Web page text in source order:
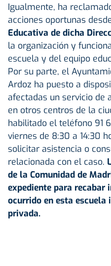
Igualmente, ha
acciones oportunas
Educativa de dicha
la organización y
escuela y del equipo
Por su parte, el
Ardoz ha puesto a
afectadas un servicio de
en otros centros de la
habilitado el teléfono 91
viernes de 8:30 a 14:30
solicitar asistencia o
relacionada con el caso.
de la Comunidad de
expediente para recabar
ocurrido en esta
privada.